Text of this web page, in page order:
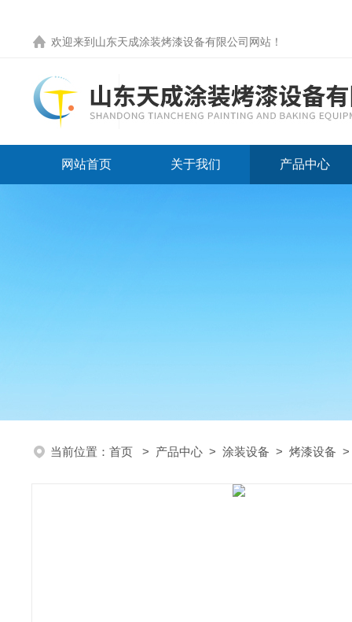
欢迎来到 山东天成涂装烤漆设备有限公司网站 ！
网站首页 关于我们 产品中心
当前位置： 首页 > 产品中心 > 涂装设备 > 烤漆设备 >